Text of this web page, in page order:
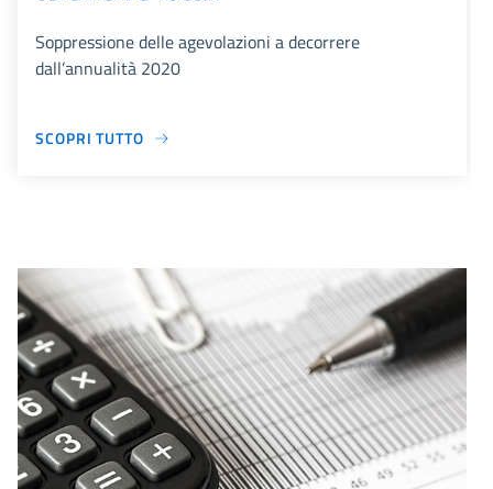
Soppressione delle agevolazioni a decorrere
dall’annualità 2020
SCOPRI TUTTO